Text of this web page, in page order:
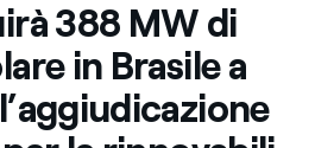
388 MW di
in Brasile a